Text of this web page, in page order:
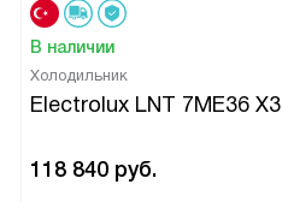
В наличии
Холодильник
Electrolux LNT 7ME36 X3
118 840 руб.